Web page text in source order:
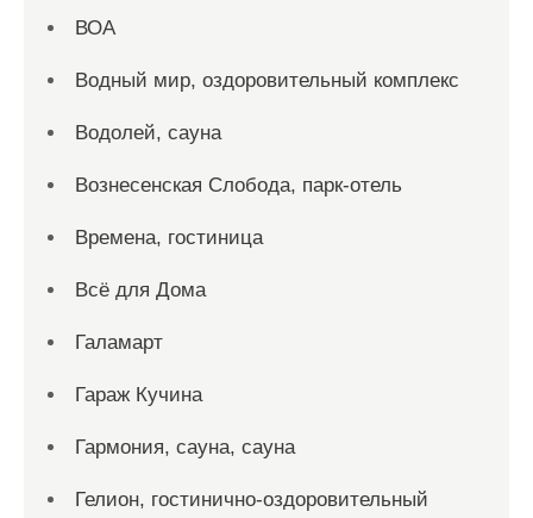
ВОА
Водный мир, оздоровительный комплекс
Водолей, сауна
Вознесенская Слобода, парк-отель
Времена, гостиница
Всё для Дома
Галамарт
Гараж Кучина
Гармония, сауна, сауна
Гелион, гостинично-оздоровительный